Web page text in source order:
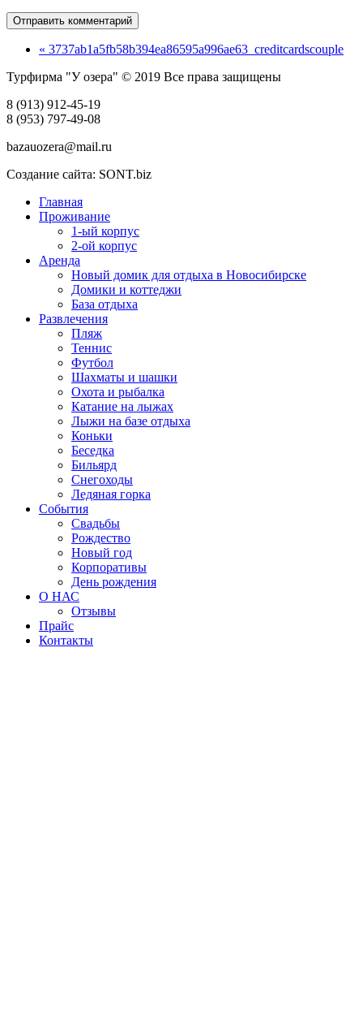
« 3737ab1a5fb58b394ea86595a996ae63_creditcardscouple
Турфирма "У озера" © 2019 Все права защищены
8 (913) 912-45-19
8 (953) 797-49-08
bazauozera@mail.ru
Создание сайта: SONT.biz
Главная
Проживание
1-ый корпус
2-ой корпус
Аренда
Новый домик для отдыха в Новосибирске
Домики и коттеджи
База отдыха
Развлечения
Пляж
Теннис
Футбол
Шахматы и шашки
Охота и рыбалка
Катание на лыжах
Лыжи на базе отдыха
Коньки
Беседка
Бильярд
Снегоходы
Ледяная горка
События
Свадьбы
Рождество
Новый год
Корпоративы
День рождения
О НАС
Отзывы
Прайс
Контакты